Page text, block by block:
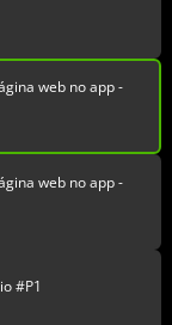
web no app -
web no app -
#P1